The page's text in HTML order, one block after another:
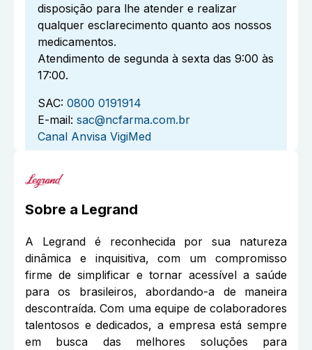
disposição para lhe atender e realizar
qualquer esclarecimento quanto aos nossos
medicamentos.
Atendimento de segunda à sexta das 9:00 às
17:00.
SAC: 0800 0191914
E-mail: sac@ncfarma.com.br
Canal Anvisa VigiMed
Sobre a Legrand
A Legrand é reconhecida por sua natureza
dinâmica e inquisitiva, com um compromisso
firme de simplificar e tornar acessível a saúde
para os brasileiros, abordando-a de maneira
descontraída. Com uma equipe de colaboradores
talentosos e dedicados, a empresa está sempre
em busca das melhores soluções para